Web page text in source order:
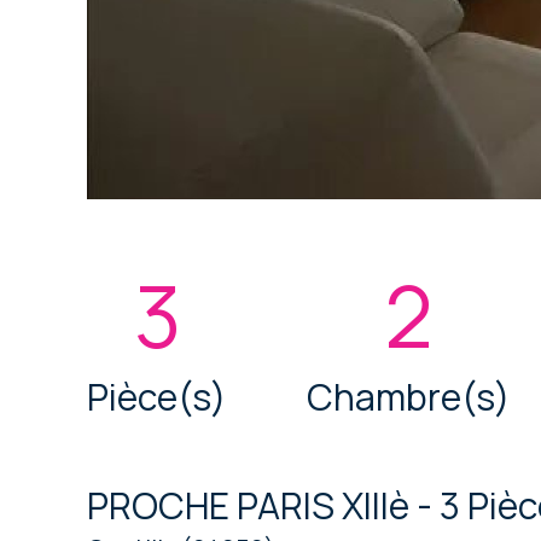
3
Pièce(s)
2
Chambre(s)
PROCHE PARIS XIIIè - 3